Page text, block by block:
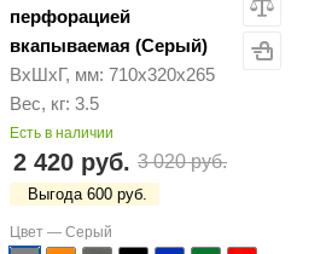
перфорацией
вкапываемая (Серый)
ВхШхГ, мм: 710х320х265
Вес, кг: 3.5
Есть в наличии
2 420 руб. 3 020 руб.
Выгода 600 руб.
Цвет — Серый